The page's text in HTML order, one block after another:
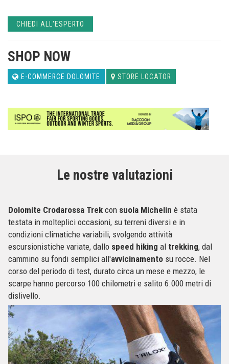
CHIEDI ALL'ESPERTO
SHOP NOW
E-COMMERCE DOLOMITE STORE LOCATOR
Le nostre valutazioni
Dolomite Crodarossa Trek con suola Michelin è stata
testata in molteplici occasioni, su terreni diversi e in
condizioni climatiche variabili, svolgendo attività
escursionistiche variate, dallo speed hiking al trekking, dal
cammino su fondi semplici all'avvicinamento su rocce. Nel
corso del periodo di test, durato circa un mese e mezzo, le
scarpe hanno percorso 100 chilometri e salito 6.000 metri di
dislivello.